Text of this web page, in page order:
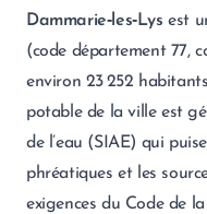
Dammarie‑les‑Lys est
(code département 77,
environ 23 252
potable de la ville est
de l’eau (SIAE) qui
phréatiques et les
exigences du Code de